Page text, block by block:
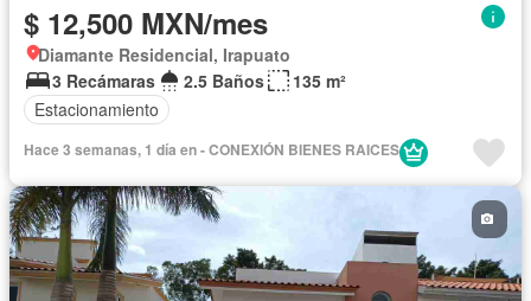
$ 12,500 MXN/mes
Diamante Residencial, Irapuato
3 Recámaras
2.5 Baños
135 m²
Estacionamiento
Hace 3 semanas, 1 día en - CONEXIÓN BIENES RAICES